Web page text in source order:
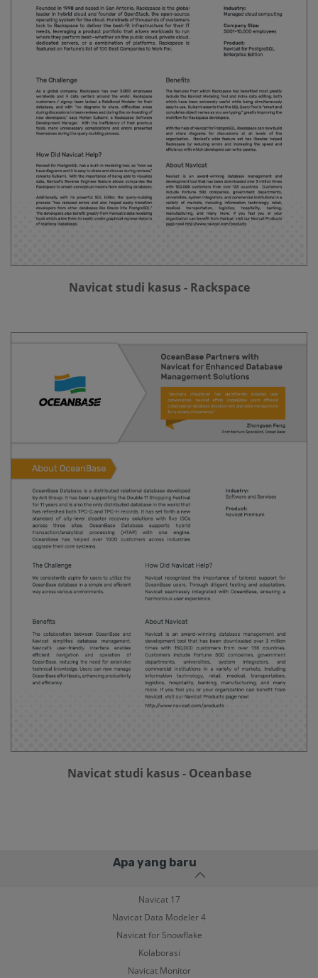
Navicat studi kasus - Rackspace
Navicat studi kasus - Oceanbase
Apa yang baru
Navicat 17
Navicat Data Modeler 4
Navicat for Snowflake
Kolaborasi
Navicat Monitor